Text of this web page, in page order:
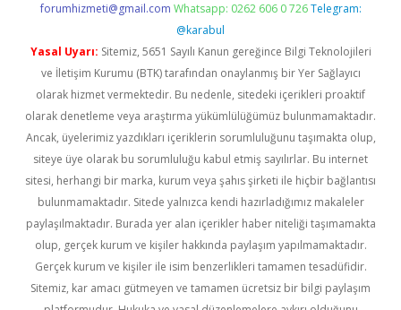
forumhizmeti@gmail.com Whatsapp: 0262 606 0 726 Telegram:
@karabul
Yasal Uyarı: Sitemiz, 5651 Sayılı Kanun gereğince Bilgi Teknolojileri
ve İletişim Kurumu (BTK) tarafından onaylanmış bir Yer Sağlayıcı
olarak hizmet vermektedir. Bu nedenle, sitedeki içerikleri proaktif
olarak denetleme veya araştırma yükümlülüğümüz bulunmamaktadır.
Ancak, üyelerimiz yazdıkları içeriklerin sorumluluğunu taşımakta olup,
siteye üye olarak bu sorumluluğu kabul etmiş sayılırlar. Bu internet
sitesi, herhangi bir marka, kurum veya şahıs şirketi ile hiçbir bağlantısı
bulunmamaktadır. Sitede yalnızca kendi hazırladığımız makaleler
paylaşılmaktadır. Burada yer alan içerikler haber niteliği taşımamakta
olup, gerçek kurum ve kişiler hakkında paylaşım yapılmamaktadır.
Gerçek kurum ve kişiler ile isim benzerlikleri tamamen tesadüfidir.
Sitemiz, kar amacı gütmeyen ve tamamen ücretsiz bir bilgi paylaşım